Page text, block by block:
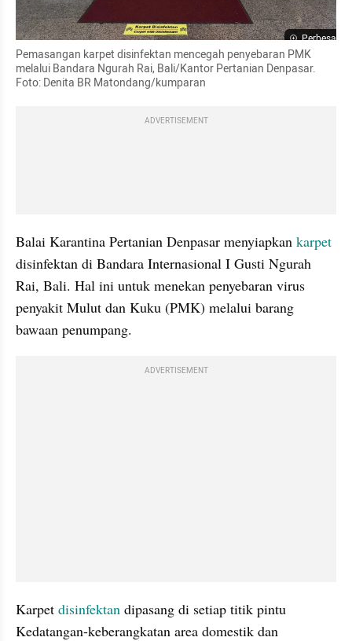
Perbesar
Pemasangan karpet disinfektan mencegah penyebaran PMK
melalui Bandara Ngurah Rai, Bali/Kantor Pertanian Denpasar.
Foto: Denita BR Matondang/kumparan
ADVERTISEMENT
Balai Karantina Pertanian Denpasar menyiapkan
disinfektan di Bandara Internasional I Gusti Ngurah
Rai, Bali. Hal ini untuk menekan penyebaran virus
penyakit Mulut dan Kuku (PMK) melalui barang
bawaan penumpang.
ADVERTISEMENT
Karpet disinfektan dipasang di setiap titik pintu
Kedatangan-keberangkatan area domestik dan